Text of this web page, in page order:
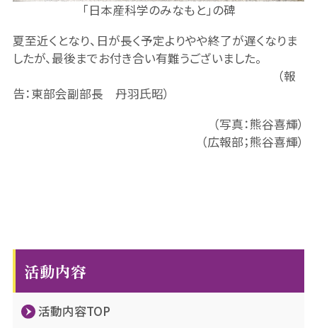
活動内容
活動内容TOP
「日本産科学のみなもと」の碑
夏至近くとなり、日が長く予定よりやや終了が遅くなりま
したが、最後までお付き合い有難うございました。
（報
告：東部会副部長 丹羽氏昭）
（写真：熊谷喜輝）
（広報部；熊谷喜輝）